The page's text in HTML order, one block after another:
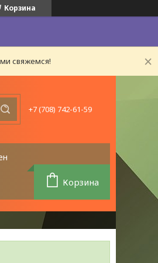
Корзина
свяжемся!
+7 (708) 742-61-59
Корзина